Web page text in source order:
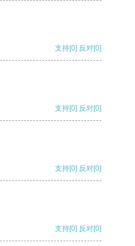
支持[0] 反对[0]
支持[0] 反对[0]
支持[0] 反对[0]
支持[0] 反对[0]